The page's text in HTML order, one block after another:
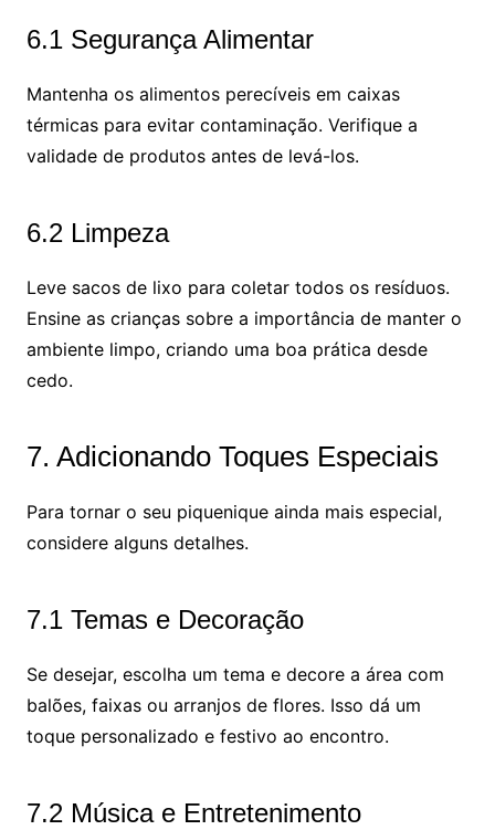
6.1 Segurança Alimentar
Mantenha os alimentos perecíveis em caixas
térmicas para evitar contaminação. Verifique a
validade de produtos antes de levá-los.
6.2 Limpeza
Leve sacos de lixo para coletar todos os resíduos.
Ensine as crianças sobre a importância de manter o
ambiente limpo, criando uma boa prática desde
cedo.
7. Adicionando Toques Especiais
Para tornar o seu piquenique ainda mais especial,
considere alguns detalhes.
7.1 Temas e Decoração
Se desejar, escolha um tema e decore a área com
balões, faixas ou arranjos de flores. Isso dá um
toque personalizado e festivo ao encontro.
7.2 Música e Entretenimento